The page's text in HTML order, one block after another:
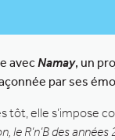
avecNamay, un
par ses
tôt, elle
le R’n’B des années